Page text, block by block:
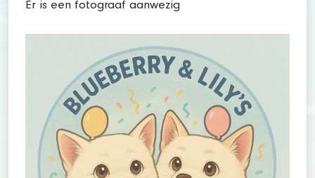
Er is een fotograaf aanwezig